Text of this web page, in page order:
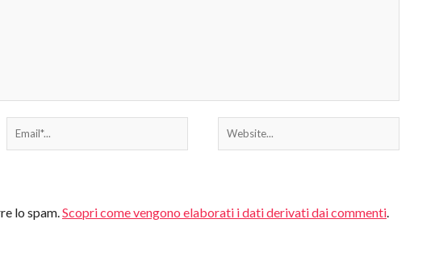
lo spam.Scopri come vengono elaborati i dati derivati dai commenti.